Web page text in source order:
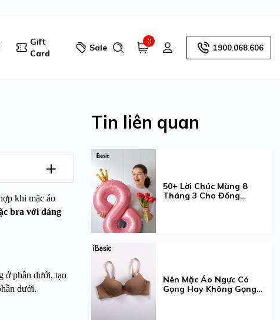
Gift
Card
Sale
0
1900.068.606
khi mặc áo
bra với dáng
ở phần dưới, tạo
dưới.
Tin liên quan
50+ Lời Chúc Mùng 8
Tháng 3 Cho Đồng
Nên Mặc Áo Ngực Có
Gọng Hay Không Gọng?